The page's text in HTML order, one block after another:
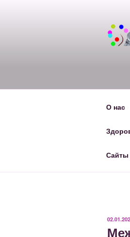
О нас
Сайты